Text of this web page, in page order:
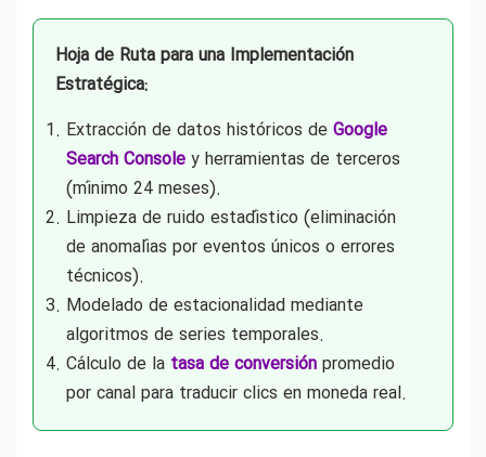
Hoja de Ruta para una Implementación
Estratégica:
Extracción de datos históricos de Google
Search Console y herramientas de terceros
(mínimo 24 meses).
Limpieza de ruido estadístico (eliminación
de anomalías por eventos únicos o errores
técnicos).
Modelado de estacionalidad mediante
algoritmos de series temporales.
Cálculo de la tasa de conversión promedio
por canal para traducir clics en moneda real.